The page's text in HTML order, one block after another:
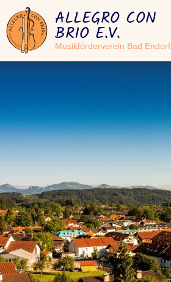
ALLEGRO CON
BRIO E.V.
Musikförderverein Bad Endorf